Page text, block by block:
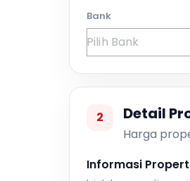
Bank
2 Detail
Harga
Informasi